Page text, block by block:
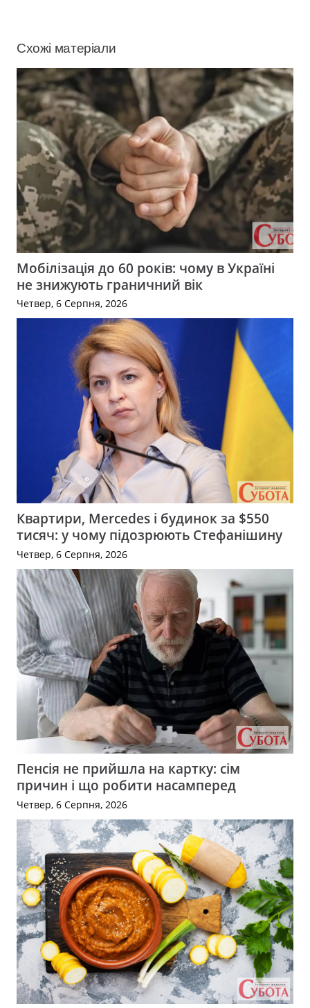
Схожі матеріали
Мобілізація до 60 років: чому в Україні
не знижують граничний вік
Четвер, 6 Серпня, 2026
Квартири, Mercedes і будинок за $550
тисяч: у чому підозрюють Стефанішину
Четвер, 6 Серпня, 2026
Пенсія не прийшла на картку: сім
причин і що робити насамперед
Четвер, 6 Серпня, 2026